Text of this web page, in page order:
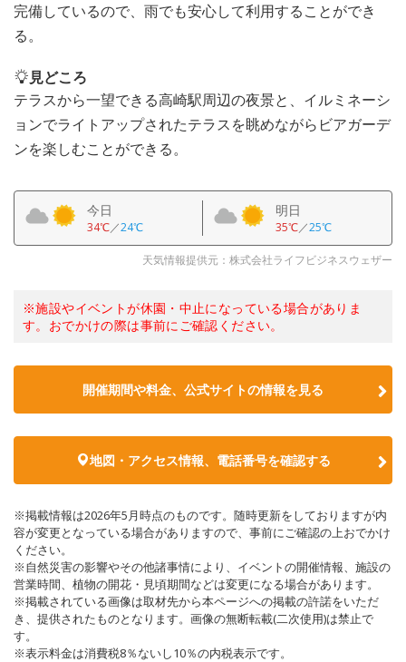
完備しているので、雨でも安心して利用することができ
る。
見どころ
テラスから一望できる高崎駅周辺の夜景と、イルミネーシ
ョンでライトアップされたテラスを眺めながらビアガーデ
ンを楽しむことができる。
今日
34℃／24℃
明日
35℃／25℃
天気情報提供元：株式会社ライフビジネスウェザー
※施設やイベントが休園・中止になっている場合がありま
す。おでかけの際は事前にご確認ください。
開催期間や料金、公式サイトの情報を見る
地図・アクセス情報、電話番号を確認する
※掲載情報は2026年5月時点のものです。随時更新をしておりますが内
容が変更となっている場合がありますので、事前にご確認の上おでかけ
ください。
※自然災害の影響やその他諸事情により、イベントの開催情報、施設の
営業時間、植物の開花・見頃期間などは変更になる場合があります。
※掲載されている画像は取材先から本ページへの掲載の許諾をいただ
き、提供されたものとなります。画像の無断転載(二次使用)は禁止で
す。
※表示料金は消費税8％ないし10％の内税表示です。